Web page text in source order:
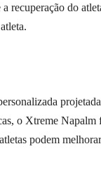
recuperação do
o Xtreme
podem